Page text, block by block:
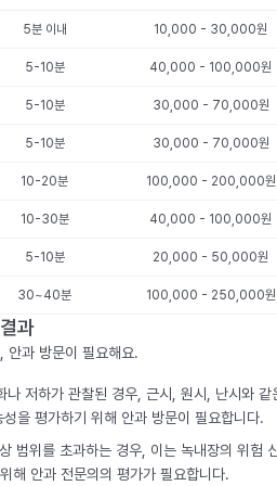
5분 이내 10,000 - 30,000원
5-10분 40,000 - 100,000원
5-10분 30,000 - 70,000원
5-10분 30,000 - 70,000원
10-20분 100,000 - 200,000원
10-30분 40,000 - 100,000원
5-10분 20,000 - 50,000원
30~40분 100,000 - 250,000원
과
안과 방문이 필요해요.
나 저하가 관찰된 경우, 근시, 원시, 난시와 같
을 평가하기 위해 안과 방문이 필요합니다.
범위를 초과하는 경우, 이는 녹내장의 위험
해 안과 전문의의 평가가 필요합니다.